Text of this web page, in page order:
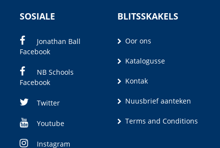
SOSIALE
Jonathan Ball
Facebook
NB Schools
Facebook
Twitter
Youtube
Instagram
BLITSSKAKELS
Oor ons
Katalogusse
Kontak
Nuusbrief aanteken
Terms and Conditions